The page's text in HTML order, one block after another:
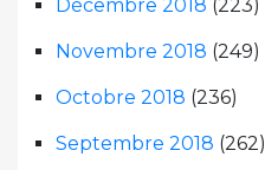
Décembre 2018 (223)
Novembre 2018 (249)
Octobre 2018 (236)
Septembre 2018 (262)